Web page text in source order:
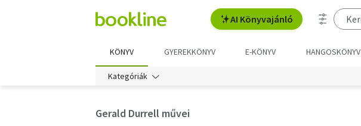
AI Könyvajánló
KÖNYV GYEREKKÖNYV E-KÖNYV HANGOSKÖNYV
Kategóriák
Gerald Durrell művei